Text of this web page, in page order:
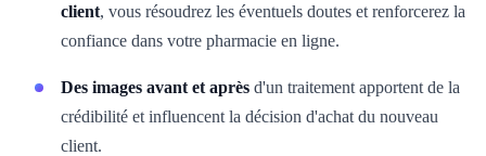
client, vous résoudrez les éventuels doutes et renforcerez la
confiance dans votre pharmacie en ligne.
Des images avant et après d'un traitement apportent de la
crédibilité et influencent la décision d'achat du nouveau
client.